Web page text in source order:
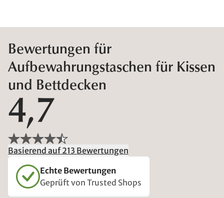
Bewertungen für
Aufbewahrungstaschen für Kissen
und Bettdecken
4,7
Basierend auf 213 Bewertungen
Echte Bewertungen
Geprüft von Trusted Shops